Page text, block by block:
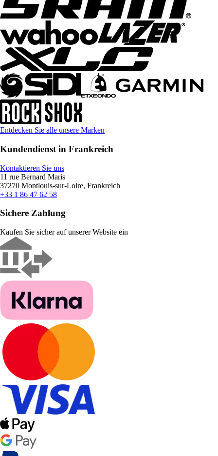
Entdecken Sie alle unsere Marken
Kundendienst in Frankreich
Kontaktieren Sie uns
11 rue Bernard Maris
37270 Montlouis-sur-Loire, Frankreich
+33 1 86 47 62 58
Sichere Zahlung
Kaufen Sie sicher auf unserer Website ein